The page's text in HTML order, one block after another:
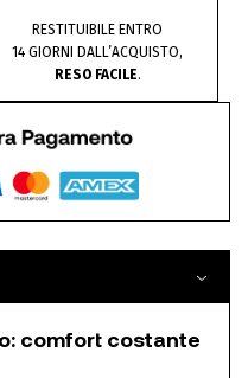
RESTITUIBILE ENTRO
14 GIORNI DALL’ACQUISTO,
RESO FACILE.
comfort costante